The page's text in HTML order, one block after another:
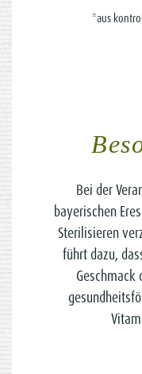
*aus
Bei der
bayerischen
Sterilisieren
führt dazu,
Geschmack